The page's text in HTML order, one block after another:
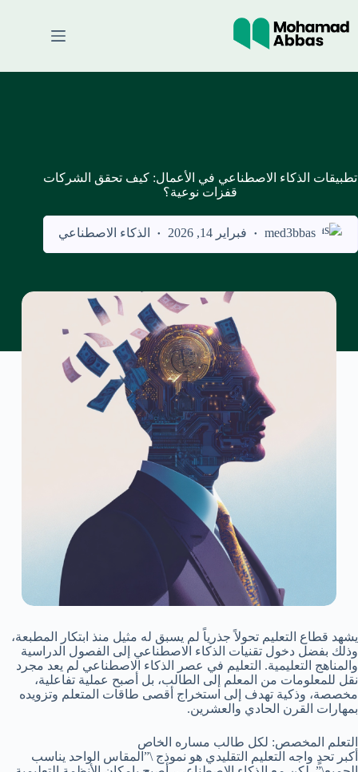
إلى
المحتوى
تطبيقات الذكاء الاصطناعي في الأعمال: كيف تحقق الشركات
قفزات نوعية؟
med3bbas فبراير 14, 2026 الذكاء الاصطناعي
يشهد قطاع التعليم تحولاً جذرياً لم يسبق له مثيل منذ ابتكار المطبعة،
وذلك بفضل دخول تقنيات الذكاء الاصطناعي إلى الفصول الدراسية
والمناهج التعليمية. التعليم في عصر الذكاء الاصطناعي لم يعد مجرد
نقل للمعلومات من المعلم إلى الطالب، بل أصبح عملية تفاعلية،
مخصصة، وذكية تهدف إلى استخراج أقصى طاقات المتعلم وتزويده
بمهارات القرن الحادي والعشرين.
التعلم المخصص: لكل طالب مساره الخاص
أكبر تحدٍ واجه التعليم التقليدي هو نموذج \”المقاس الواحد يناسب